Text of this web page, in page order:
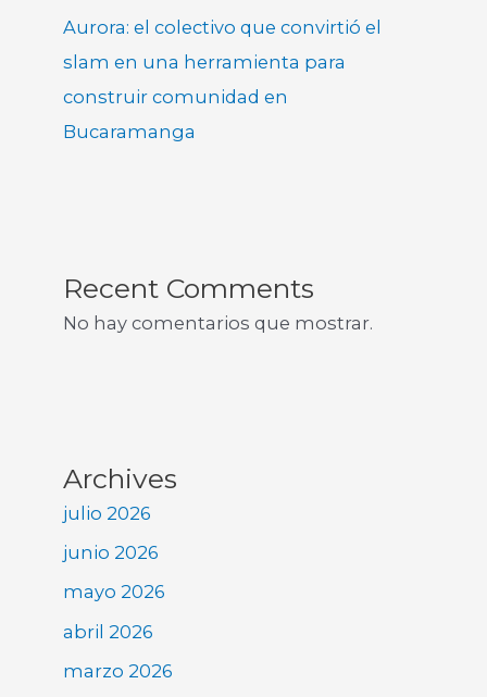
Aurora: el colectivo que convirtió el
slam en una herramienta para
construir comunidad en
Bucaramanga
Recent Comments
No hay comentarios que mostrar.
Archives
julio 2026
junio 2026
mayo 2026
abril 2026
marzo 2026